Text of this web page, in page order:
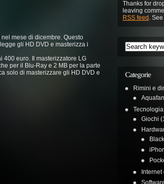
mese di dicembre. Questo
gli HD DVD e masterizza i
400 euro. Il masterizzatore LG
per il Blu-Ray e 2 MB per la parte
solo di masterizzare gli HD DVD e
Thanks for
leaving
RSS feed .
Categorie
Rimini e
Aquafan
Tecnologia
Giochi
Internet